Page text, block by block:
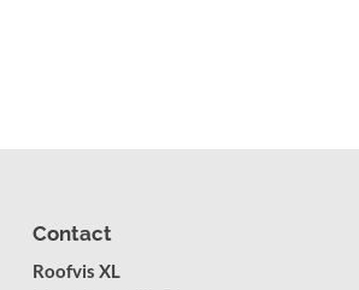
Contact
Roofvis XL